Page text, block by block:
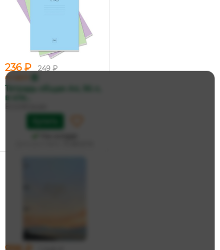
236 ₽ 249 ₽
по карте
Тетрадь общая А4, 96 л,
в кле...